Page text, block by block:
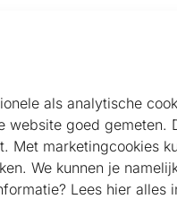
als analytische
goed gemeten.
Met marketingcookies
We kunnen je
Lees hier alles